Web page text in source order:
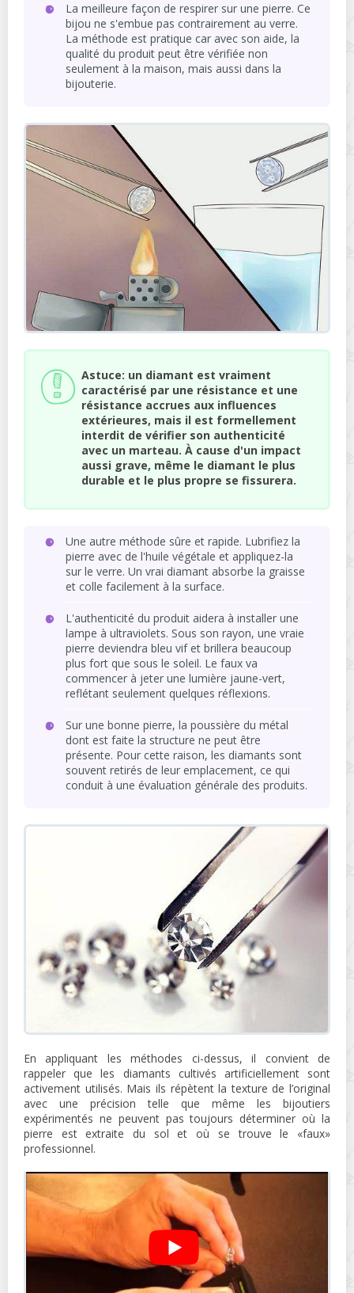
La meilleure façon de respirer sur une pierre. Ce
bijou ne s'embue pas contrairement au verre.
La méthode est pratique car avec son aide, la
qualité du produit peut être vérifiée non
seulement à la maison, mais aussi dans la
bijouterie.
Astuce: un diamant est vraiment
caractérisé par une résistance et une
résistance accrues aux influences
extérieures, mais il est formellement
interdit de vérifier son authenticité
avec un marteau. À cause d'un impact
aussi grave, même le diamant le plus
durable et le plus propre se fissurera.
Une autre méthode sûre et rapide. Lubrifiez la
pierre avec de l'huile végétale et appliquez-la
sur le verre. Un vrai diamant absorbe la graisse
et colle facilement à la surface.
L'authenticité du produit aidera à installer une
lampe à ultraviolets. Sous son rayon, une vraie
pierre deviendra bleu vif et brillera beaucoup
plus fort que sous le soleil. Le faux va
commencer à jeter une lumière jaune-vert,
reflétant seulement quelques réflexions.
Sur une bonne pierre, la poussière du métal
dont est faite la structure ne peut être
présente. Pour cette raison, les diamants sont
souvent retirés de leur emplacement, ce qui
conduit à une évaluation générale des produits.
En appliquant les méthodes ci-dessus, il convient de
rappeler que les diamants cultivés artificiellement sont
activement utilisés. Mais ils répètent la texture de l’original
avec une précision telle que même les bijoutiers
expérimentés ne peuvent pas toujours déterminer où la
pierre est extraite du sol et où se trouve le «faux»
professionnel.